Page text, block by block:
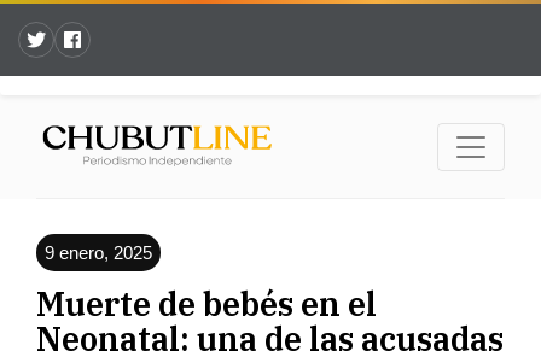
9 enero, 2025
Muerte de bebés en el
Neonatal: una de las acusadas